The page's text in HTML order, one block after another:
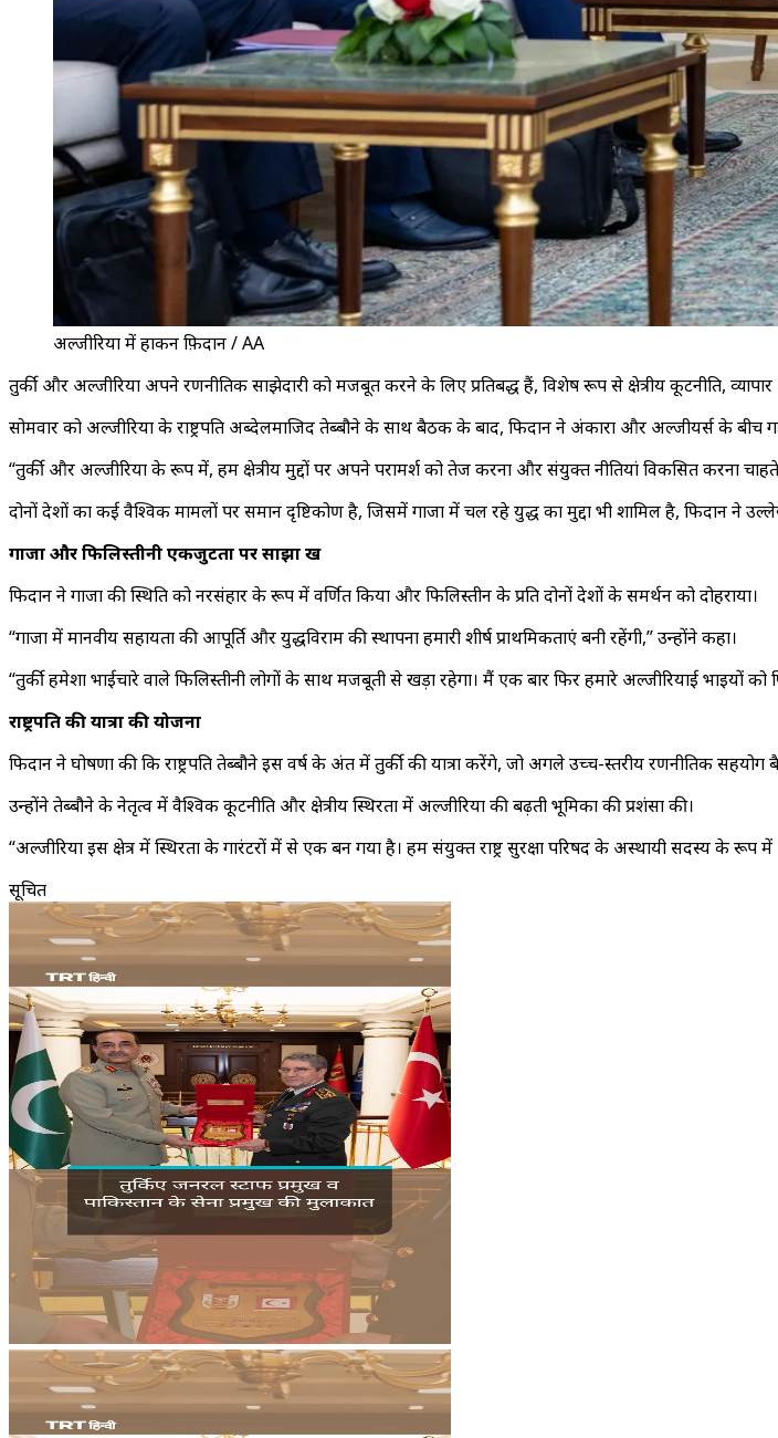
अल्जीरिया में हाकन फ़िदान / AA
तुर्की और अल्जीरिया अपने रणनीतिक साझेदारी को मजबूत करने के लिए प्रतिबद्ध हैं, विशेष रूप से क्षेत्रीय कूटनीति,
सोमवार को अल्जीरिया के राष्ट्रपति अब्देलमाजिद तेब्बौने के साथ बैठक के बाद, फिदान ने अंकारा और अल्जीयर्स के बीच
“तुर्की और अल्जीरिया के रूप में, हम क्षेत्रीय मुद्दों पर अपने परामर्श को तेज करना और संयुक्त नीतियां विकसित करना
दोनों देशों का कई वैश्विक मामलों पर समान दृष्टिकोण है, जिसमें गाजा में चल रहे युद्ध का मुद्दा भी शामिल है, फिदान ने
गाजा और फिलिस्तीनी एकजुटता पर साझा रुख
फिदान ने गाजा की स्थिति को नरसंहार के रूप में वर्णित किया और फिलिस्तीन के प्रति दोनों देशों के समर्थन को दोहराया।
“गाजा में मानवीय सहायता की आपूर्ति और युद्धविराम की स्थापना हमारी शीर्ष प्राथमिकताएं बनी रहेंगी,” उन्होंने कहा।
“तुर्की हमेशा भाईचारे वाले फिलिस्तीनी लोगों के साथ मजबूती से खड़ा रहेगा। मैं एक बार फिर हमारे अल्जीरियाई भाइयों
राष्ट्रपति की यात्रा की योजना
फिदान ने घोषणा की कि राष्ट्रपति तेब्बौने इस वर्ष के अंत में तुर्की की यात्रा करेंगे, जो अगले उच्च-स्तरीय रणनीतिक
उन्होंने तेब्बौने के नेतृत्व में वैश्विक कूटनीति और क्षेत्रीय स्थिरता में अल्जीरिया की बढ़ती भूमिका की प्रशंसा की।
“अल्जीरिया इस क्षेत्र में स्थिरता के गारंटरों में से एक बन गया है। हम संयुक्त राष्ट्र सुरक्षा परिषद के अस्थायी सदस्य के रूप
सूचित